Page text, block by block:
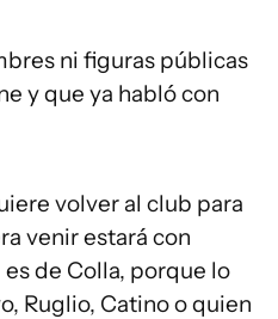
ni figuras públicas
y que ya habló con
volver al club para
venir estará con
de Colla, porque lo
Ruglio, Catino o quien